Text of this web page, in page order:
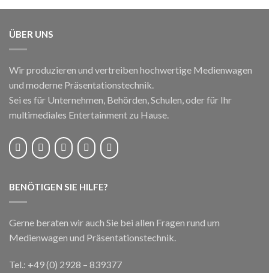
ÜBER UNS
Wir produzieren und vertreiben hochwertige Medienwagen
und moderne Präsentationstechnik.
Sei es für Unternehmen, Behörden, Schulen, oder für Ihr
multimediales Entertainment zu Hause.
BENÖTIGEN SIE HILFE?
Gerne beraten wir auch Sie bei allen Fragen rund um
Medienwagen und Präsentationstechnik.
Tel.: +49 (0) 2928 – 839377